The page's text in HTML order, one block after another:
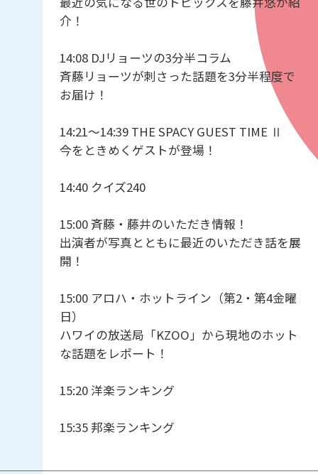
介！
14:08 DJリョーツの3分半コラム
斉藤リョーツが刺さった話題を3分半程度で
お届け！
14:21〜14:39 THE SPACY GUEST TIME Ⅱ
今をときめくゲストが登場！
14:40 クイズ240
15:00 斉藤・藤井のいただき情報！
出演者が写真とともに最近のいただき話を展
開！
15:00 アロハ・ホットライン（第2・第4金曜
日）
ハワイの放送局「KZOO」から現地のホット
な話題をレポート！
15:20 洋楽ランキング
15:35 邦楽ランキング